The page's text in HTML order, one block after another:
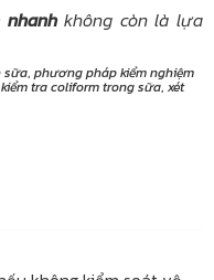
không còn là lựa
sữa,phương pháp kiểm nghiệm
kiểm tra coliform trong sữa, xét